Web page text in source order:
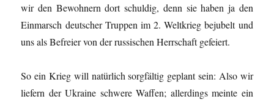
wir den Bewohnern dort schuldig, denn sie haben ja den
Einmarsch deutscher Truppen im 2. Weltkrieg bejubelt und
uns als Befreier von der russischen Herrschaft gefeiert.
So ein Krieg will natürlich sorgfältig geplant sein: Also wir
liefern der Ukraine schwere Waffen; allerdings meinte ein